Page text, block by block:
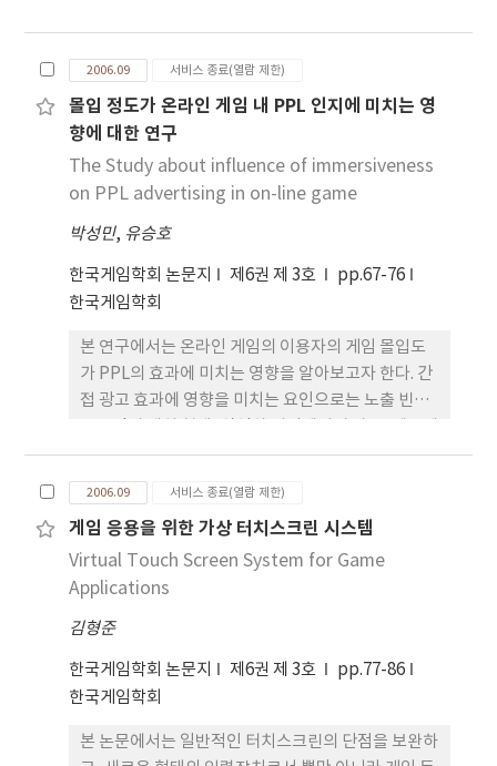
Construction Process)에 관한 연구가 함께 병행되
었다. 구체적으로 살펴보면, 학습자가 자기조절학습
수준에 따라 교육용 온라인 게임 활동 속에서 어떻게
지식을 구성하는지 그 유형을 분석하고, 자기조절 학
습 하위영역은 각 수준별 지식구성과정 유형과 어떠
한 관련성이 있는가를 알아봄으로써 교육용 온라인
게임의 설계 방향과 활용 방안에 대한 이론적 제안을
서의 지식구성과정 유형은 오프라인 상태에서의 지식
구성과정과는 다소 다른 유형을 보였다. 전반적으로
정보의 습득과 변형, 새로운 지식의 창출이라는 커다
따라 지식구성과정 유형이 다름을 알 수 있었다.
2006.09 서비스 종료(열람 제한)
몰입 정도가 온라인 게임 내 PPL 인지에 미치는 영
향에 대한 연구
The Study about influence of immersiveness
on PPL advertising in on-line game
박성민, 유승호
한국게임학회 논문지 제6권 제 3호
pp.67-76
한국게임학회
본 연구에서는 온라인 게임의 이용자의 게임 몰입도
가 PPL의 효과에 미치는 영향을 알아보고자 한다. 간
접 광고 효과에 영향을 미치는 요인으로는 노출 빈도,
대한 관여도, PPL에 대한 사전지식을 고려해 볼 수 있
다. 본 연구에서는 이러한 변인요소들을 통제하고 게
임매체의 특성인 몰입 정도를 조절하기 위하여 게임
을 통해 광고에 노출된 그룹과 같은 자극을 영상을 통
해 노출된 그룹으로 나누어 두 그룹의 PPL인지와 제
품에 대한 태도변화에 대해 알아보았다. 게임몰입이
라서 미디어에 삽입된 PPL광고의 인지율이 떨어졌
다. 그러나 PPL의 배치요인에 따라서는 인지에 차이
를 보였다. 이를 이용하여 고몰입 상태의 초점시각의
용자의 인지에 따른 PPL 디자인 법을 제안하였다. 본
2006.09 서비스 종료(열람 제한)
게임 응용을 위한 가상 터치스크린 시스템
Virtual Touch Screen System for Game
Applications
김형준
한국게임학회 논문지 제6권 제 3호
pp.77-86
한국게임학회
본 논문에서는 일반적인 터치스크린의 단점을 보완하